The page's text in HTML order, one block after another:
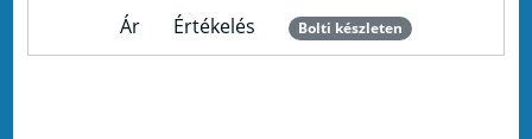
Ár Értékelés Bolti készleten